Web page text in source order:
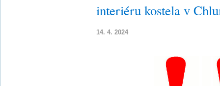
interiéru kostela v
14. 4. 2024